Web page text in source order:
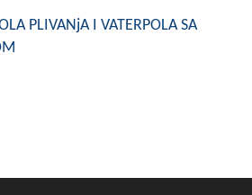
PLIVANjA I VATERPOLA SA